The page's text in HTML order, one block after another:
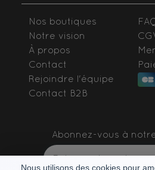
Nous utilisons des cookies pour
Nos boutiques
Notre vision
À propos
Contact
Rejoindre l'équipe
Contact B2B
Abonnez-vous à